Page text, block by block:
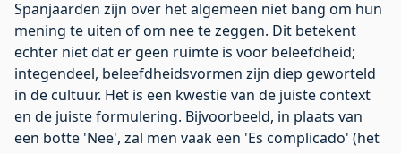
Spanjaarden zijn over het algemeen niet bang om hun
mening te uiten of om nee te zeggen. Dit betekent
echter niet dat er geen ruimte is voor beleefdheid;
integendeel, beleefdheidsvormen zijn diep geworteld
in de cultuur. Het is een kwestie van de juiste context
en de juiste formulering. Bijvoorbeeld, in plaats van
een botte 'Nee', zal men vaak een 'Es complicado' (het